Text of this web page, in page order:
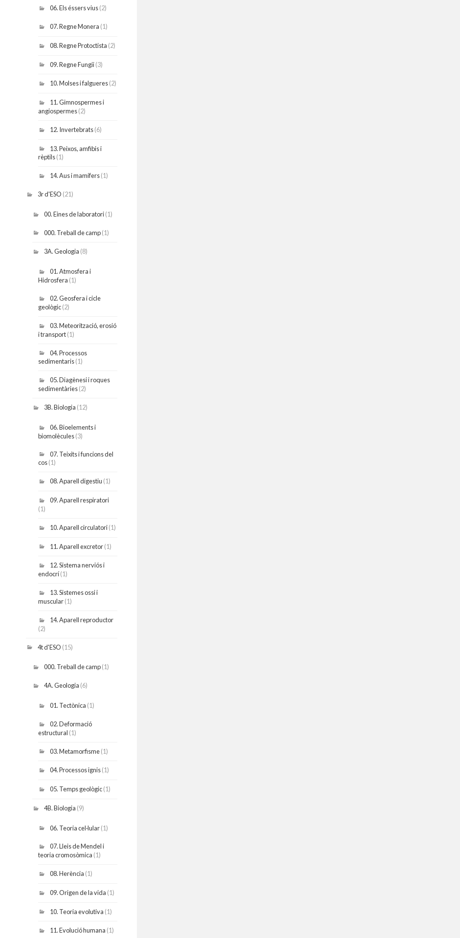
06. Els éssers vius(2)
07. Regne Monera (1)
08. Regne Protoctista (2)
09. Regne Fungii(3)
10. Molses i falgueres(2)
11. Gimnospermes i
angiospermes(2)
12. Invertebrats(6)
13. Peixos, amfibis i
rèptils(1)
14. Aus i mamífers(1)
3r d'ESO (21)
00. Eines de laboratori(1)
000. Treball de camp(1)
3A. Geologia (8)
01. Atmosfera i
Hidrosfera (1)
02. Geosfera i cicle
geològic(2)
03. Meteorització, erosió
i transport(1)
04. Processos
sedimentaris(1)
05. Diagènesi i roques
sedimentàries(2)
3B. Biologia (12)
06. Bioelements i
biomolècules(3)
07. Teixits i funcions del
cos(1)
08. Aparell digestiu (1)
09. Aparell respiratori
(1)
10. Aparell circulatori(1)
11. Aparell excretor(1)
12. Sistema nerviós i
endocrí(1)
13. Sistemes ossi i
muscular(1)
14. Aparell reproductor
(2)
4t d'ESO (15)
000. Treball de camp(1)
4A. Geologia (6)
01. Tectònica (1)
02. Deformació
estructural (1)
03. Metamorfisme(1)
04. Processos ignis(1)
05. Temps geològic(1)
4B. Biologia (9)
06. Teoria cel·lular(1)
07. Lleis de Mendel i
teoria cromosòmica (1)
08. Herència (1)
09. Origen de la vida (1)
10. Teoria evolutiva (1)
11. Evolució humana (1)